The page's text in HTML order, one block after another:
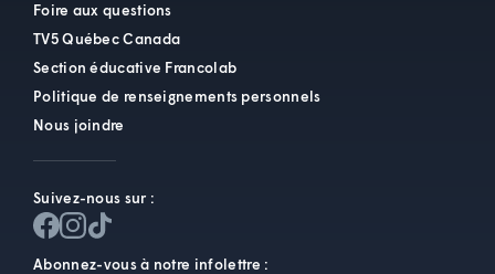
Foire aux questions
TV5 Québec Canada
Section éducative Francolab
Politique de renseignements personnels
Nous joindre
Suivez-nous sur :
Abonnez-vous à notre infolettre :